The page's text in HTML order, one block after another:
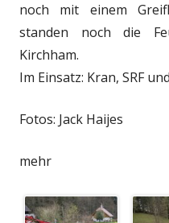
noch mit einem
standen noch die
Kirchham.
Im Einsatz: Kran, SRF
Fotos: Jack Haijes
mehr